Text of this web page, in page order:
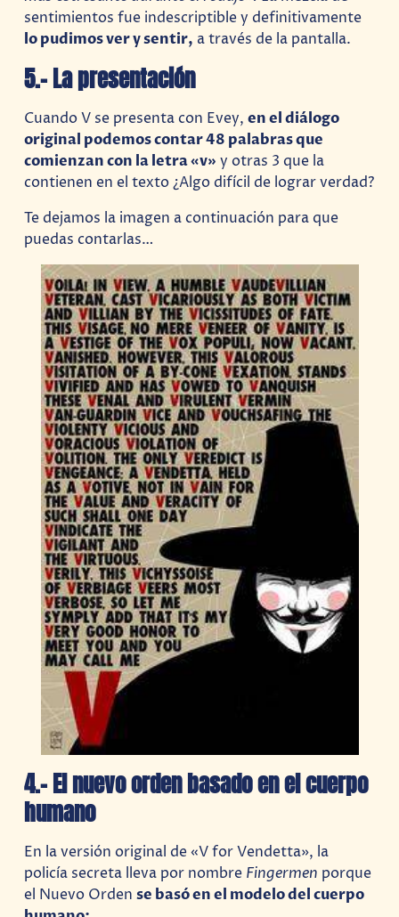
sentimientos fue indescriptible y definitivamente
lo pudimos ver y sentir, a través de la pantalla.
5.- La presentación
Cuando V se presenta con Evey,en el diálogo
original podemos contar 48 palabras que
comienzan con la letra «v» y otras 3 que la
contienen en el texto ¿Algo difícil de lograr verdad?
Te dejamos la imagen a continuación para que
puedas contarlas…
4.- El nuevo orden basado en el cuerpo
humano
En la versión original de «V for Vendetta», la
policía secreta lleva por nombre Fingermen porque
el Nuevo Ordense basó en el modelo del cuerpo